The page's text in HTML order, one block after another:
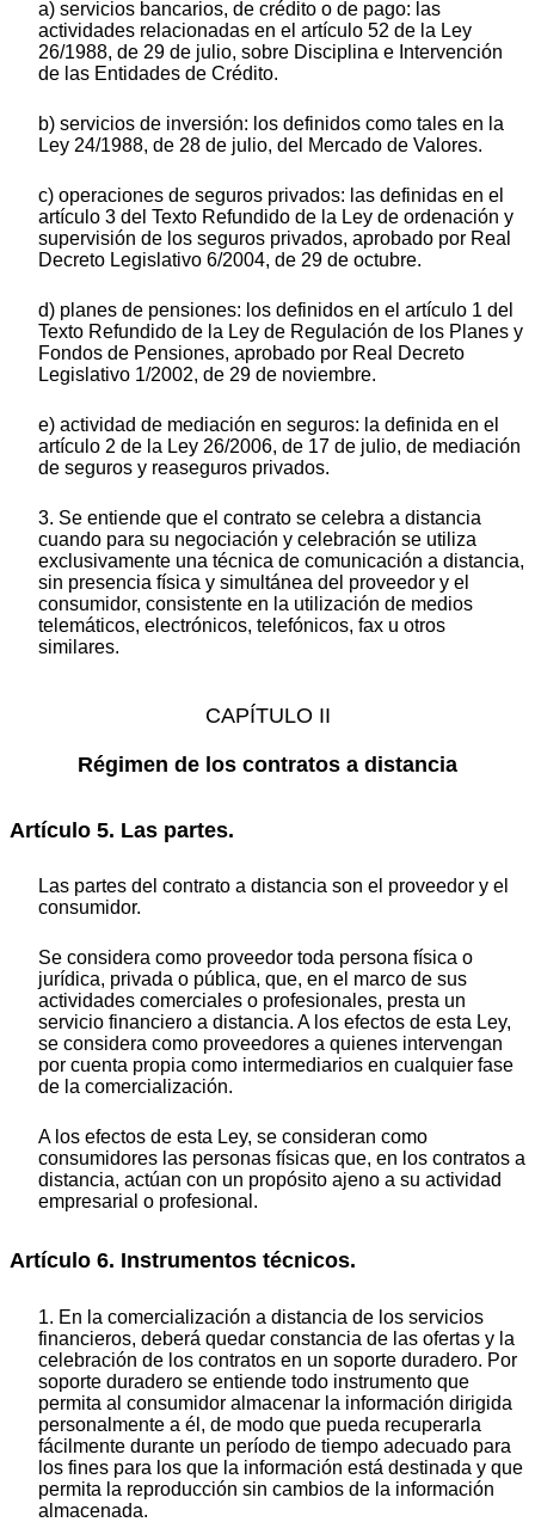
a) servicios bancarios, de crédito o de pago: las
actividades relacionadas en el artículo 52 de la Ley
26/1988, de 29 de julio, sobre Disciplina e Intervención
de las Entidades de Crédito.
b) servicios de inversión: los definidos como tales en la
Ley 24/1988, de 28 de julio, del Mercado de Valores.
c) operaciones de seguros privados: las definidas en el
artículo 3 del Texto Refundido de la Ley de ordenación y
supervisión de los seguros privados, aprobado por Real
Decreto Legislativo 6/2004, de 29 de octubre.
d) planes de pensiones: los definidos en el artículo 1 del
Texto Refundido de la Ley de Regulación de los Planes y
Fondos de Pensiones, aprobado por Real Decreto
Legislativo 1/2002, de 29 de noviembre.
e) actividad de mediación en seguros: la definida en el
artículo 2 de la Ley 26/2006, de 17 de julio, de mediación
de seguros y reaseguros privados.
3. Se entiende que el contrato se celebra a distancia
cuando para su negociación y celebración se utiliza
exclusivamente una técnica de comunicación a distancia,
sin presencia física y simultánea del proveedor y el
consumidor, consistente en la utilización de medios
telemáticos, electrónicos, telefónicos, fax u otros
similares.
CAPÍTULO II
Régimen de los contratos a distancia
Artículo 5. Las partes.
Las partes del contrato a distancia son el proveedor y el
consumidor.
Se considera como proveedor toda persona física o
jurídica, privada o pública, que, en el marco de sus
actividades comerciales o profesionales, presta un
servicio financiero a distancia. A los efectos de esta Ley,
se considera como proveedores a quienes intervengan
por cuenta propia como intermediarios en cualquier fase
de la comercialización.
A los efectos de esta Ley, se consideran como
consumidores las personas físicas que, en los contratos a
distancia, actúan con un propósito ajeno a su actividad
empresarial o profesional.
Artículo 6. Instrumentos técnicos.
1. En la comercialización a distancia de los servicios
financieros, deberá quedar constancia de las ofertas y la
celebración de los contratos en un soporte duradero. Por
soporte duradero se entiende todo instrumento que
permita al consumidor almacenar la información dirigida
personalmente a él, de modo que pueda recuperarla
fácilmente durante un período de tiempo adecuado para
los fines para los que la información está destinada y que
permita la reproducción sin cambios de la información
almacenada.